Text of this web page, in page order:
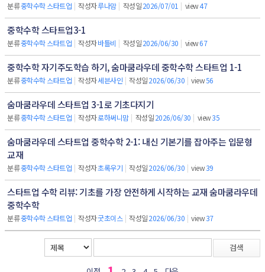
분류중학수학 스타트업 | 작성자루나맘 | 작성일2026/07/01 | view47
중학수학 스타트업3-1
분류중학수학 스타트업 | 작성자바틀비 | 작성일2026/06/30 | view67
중학수학 자기주도학습 하기, 숨마쿰라우데 중학수학 스타트업 1-1
분류중학수학 스타트업 | 작성자세븐사인 | 작성일2026/06/30 | view56
숨마쿰라우데 스타트업 3-1로 기초다지기
분류중학수학 스타트업 | 작성자로하써니맘 | 작성일2026/06/30 | view35
숨마쿰라우데 스타트업 중학수학 2-1: 내신 기본기를 잡아주는 입문형
교재
분류중학수학 스타트업 | 작성자초록우기 | 작성일2026/06/30 | view39
스타트업 수학 리뷰: 기초를 가장 안전하게 시작하는 교재 숨마쿰라우데
중학수학
분류중학수학 스타트업 | 작성자굿초이스 | 작성일2026/06/30 | view37
검색